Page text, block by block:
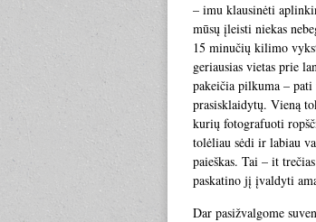
– imu klausinėti
mūsų įleisti niekas
15 minučių kilimo
geriausias vietas prie
pakeičia pilkuma –
prasisklaidytų. Vieną
kurių fotografuoti
tolėliau sėdi ir labiau
paieškas. Tai – it
paskatino jį įvaldyti
Dar pasižvalgome